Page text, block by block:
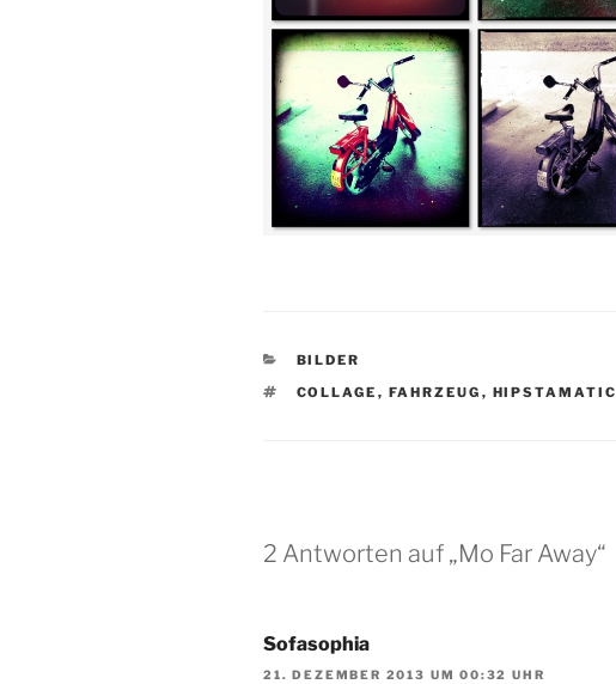
KATEGORIEN
BILDER
SCHLAGWÖRTER
COLLAGE , FAHRZEUG , HIPSTAMATIC
2 Antworten auf „Mo Far Away“
Sofasophia
21. DEZEMBER 2013 UM 00:32 UHR